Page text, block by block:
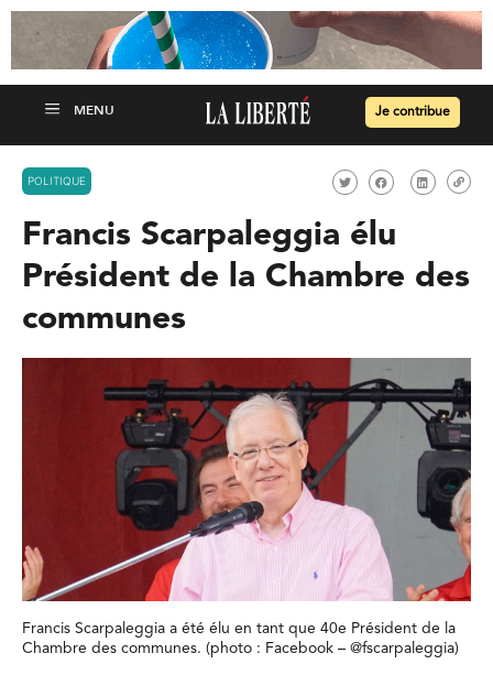
Je contribue
POLITIQUE
Francis Scarpaleggia élu
Président de la Chambre des
communes
Francis Scarpaleggia a été élu en tant que 40e Président de la
Chambre des communes. (photo : Facebook – @fscarpaleggia)